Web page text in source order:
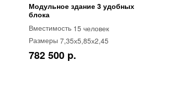
Модульное здание 3 удобных
блока
Вместимость 15 человек
Размеры 7,35х5,85х2,45
782 500 p.